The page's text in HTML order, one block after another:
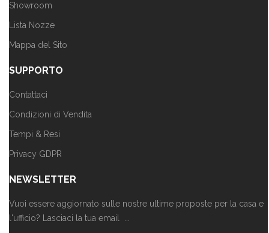
Showroom
Lista Nozze
Mappa del Sito
SUPPORTO
Contattaci
Condizioni di Vendita
Tempi & Resi
Privacy GDPR
NEWSLETTER
Vuoi essere aggiornato sulle nostre ultime proposte per la casa e
l'ufficio? Lasciaci la tua email ...